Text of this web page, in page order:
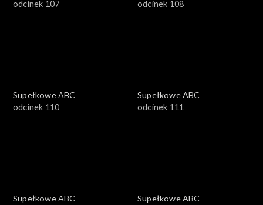
odcinek 107
odcinek 108
Supełkowe ABC
odcinek 110
Supełkowe ABC
odcinek 111
Supełkowe ABC
Supełkowe ABC